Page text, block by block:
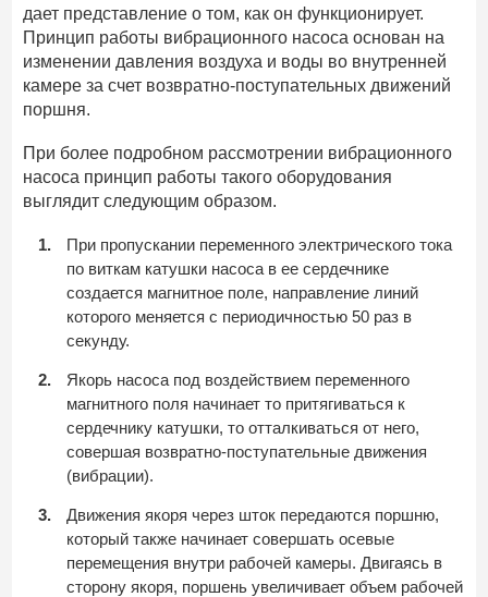
дает представление о том, как он функционирует.
Принцип работы вибрационного насоса основан на
изменении давления воздуха и воды во внутренней
камере за счет возвратно-поступательных движений
поршня.
При более подробном рассмотрении вибрационного
насоса принцип работы такого оборудования
выглядит следующим образом.
При пропускании переменного электрического тока
по виткам катушки насоса в ее сердечнике
создается магнитное поле, направление линий
которого меняется с периодичностью 50 раз в
секунду.
Якорь насоса под воздействием переменного
магнитного поля начинает то притягиваться к
сердечнику катушки, то отталкиваться от него,
совершая возвратно-поступательные движения
(вибрации).
Движения якоря через шток передаются поршню,
который также начинает совершать осевые
перемещения внутри рабочей камеры. Двигаясь в
сторону якоря, поршень увеличивает объем рабочей